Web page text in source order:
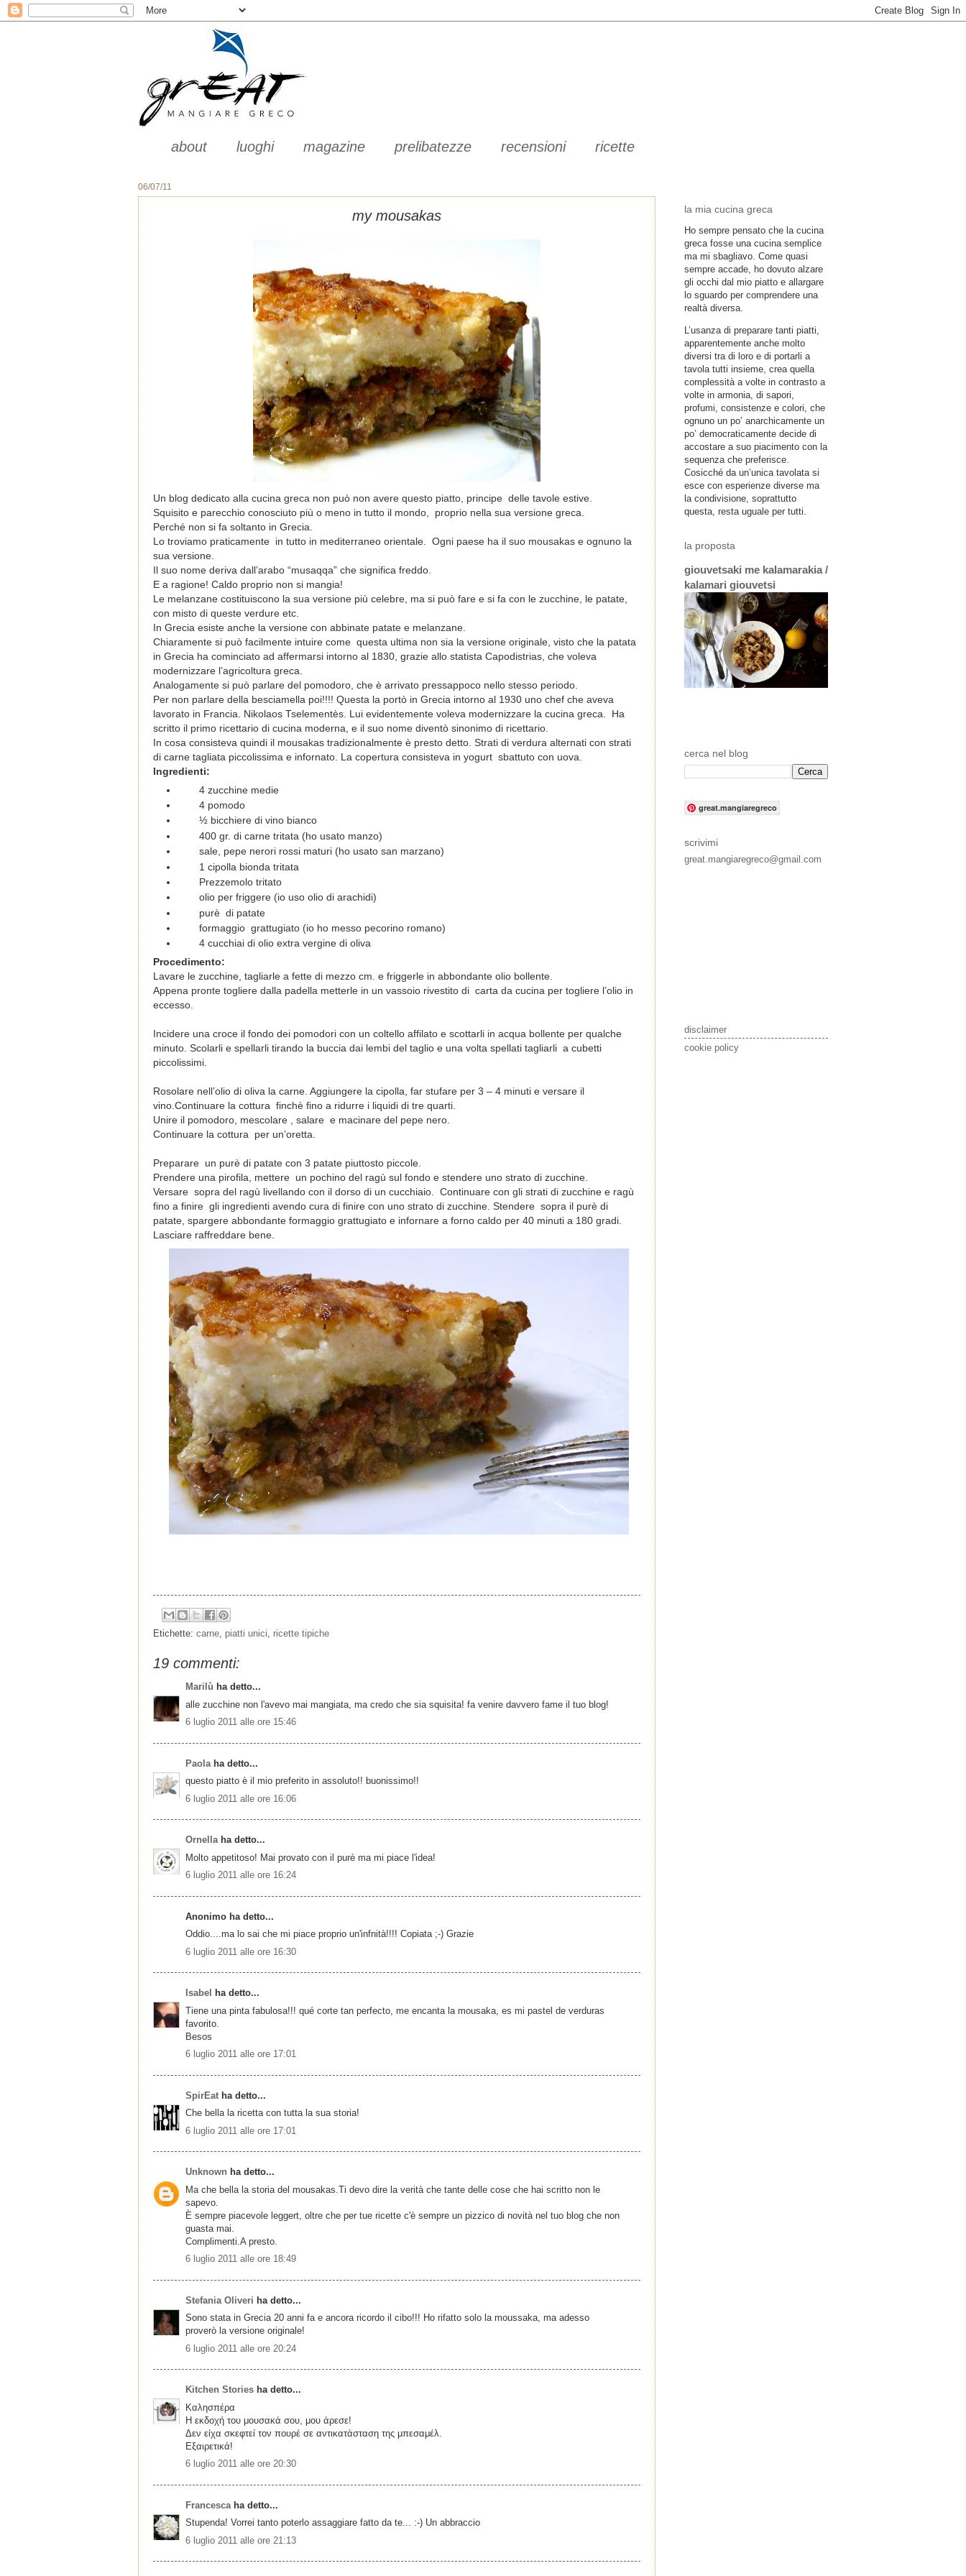
about luoghi magazine prelibatezze recensioni ricette
06/07/11
my mousakas
Un blog dedicato alla cucina greca non può non avere questo piatto, principe delle tavole estive.
Squisito e parecchio conosciuto più o meno in tutto il mondo, proprio nella sua versione greca.
Perché non si fa soltanto in Grecia.
Lo troviamo praticamente in tutto in mediterraneo orientale. Ogni paese ha il suo mousakas e ognuno la
sua versione.
Il suo nome deriva dall’arabo “musaqqa” che significa freddo.
E a ragione! Caldo proprio non si mangia!
Le melanzane costituiscono la sua versione più celebre, ma si può fare e si fa con le zucchine, le patate,
con misto di queste verdure etc.
In Grecia esiste anche la versione con abbinate patate e melanzane.
Chiaramente si può facilmente intuire come questa ultima non sia la versione originale, visto che la patata
in Grecia ha cominciato ad affermarsi intorno al 1830, grazie allo statista Capodistrias, che voleva
modernizzare l’agricoltura greca.
Analogamente si può parlare del pomodoro, che è arrivato pressappoco nello stesso periodo.
Per non parlare della besciamella poi!!!! Questa la portò in Grecia intorno al 1930 uno chef che aveva
lavorato in Francia. Nikolaos Tselementès. Lui evidentemente voleva modernizzare la cucina greca. Ha
scritto il primo ricettario di cucina moderna, e il suo nome diventò sinonimo di ricettario.
In cosa consisteva quindi il mousakas tradizionalmente è presto detto. Strati di verdura alternati con strati
di carne tagliata piccolissima e infornato. La copertura consisteva in yogurt sbattuto con uova.
Ingredienti:
4 zucchine medie
4 pomodo
½ bicchiere di vino bianco
400 gr. di carne tritata (ho usato manzo)
sale, pepe nerori rossi maturi (ho usato san marzano)
1 cipolla bionda tritata
Prezzemolo tritato
olio per friggere (io uso olio di arachidi)
purè di patate
formaggio grattugiato (io ho messo pecorino romano)
4 cucchiai di olio extra vergine di oliva
Procedimento:
Lavare le zucchine, tagliarle a fette di mezzo cm. e friggerle in abbondante olio bollente.
Appena pronte togliere dalla padella metterle in un vassoio rivestito di carta da cucina per togliere l’olio in
eccesso.
Incidere una croce il fondo dei pomodori con un coltello affilato e scottarli in acqua bollente per qualche
minuto. Scolarli e spellarli tirando la buccia dai lembi del taglio e una volta spellati tagliarli a cubetti
piccolissimi.
Rosolare nell’olio di oliva la carne. Aggiungere la cipolla, far stufare per 3 – 4 minuti e versare il
vino.Continuare la cottura finchè fino a ridurre i liquidi di tre quarti.
Unire il pomodoro, mescolare , salare e macinare del pepe nero.
Continuare la cottura per un’oretta.
Preparare un purè di patate con 3 patate piuttosto piccole.
Prendere una pirofila, mettere un pochino del ragù sul fondo e stendere uno strato di zucchine.
Versare sopra del ragù livellando con il dorso di un cucchiaio. Continuare con gli strati di zucchine e ragù
fino a finire gli ingredienti avendo cura di finire con uno strato di zucchine. Stendere sopra il purè di
patate, spargere abbondante formaggio grattugiato e infornare a forno caldo per 40 minuti a 180 gradi.
Lasciare raffreddare bene.
Etichette: carne piatti unici ricette tipiche
19 commenti:
Marilù ha detto...
alle zucchine non l'avevo mai mangiata, ma credo che sia squisita! fa venire davvero fame il tuo blog!
6 luglio 2011 alle ore 15:46
Paola ha detto...
questo piatto è il mio preferito in assoluto!! buonissimo!!
6 luglio 2011 alle ore 16:06
Ornellaha detto...
Molto appetitoso! Mai provato con il purè ma mi piace l'idea!
6 luglio 2011 alle ore 16:24
Anonimo ha detto...
Oddio....ma lo sai che mi piace proprio un'infnità!!!! Copiata ;-) Grazie
6 luglio 2011 alle ore 16:30
Isabel
ha detto...
Tiene una pinta fabulosa!!! qué corte tan perfecto, me encanta la mousaka, es mi pastel de verduras
favorito.
Besos
6 luglio 2011 alle ore 17:01
SpirEat ha detto...
Che bella la ricetta con tutta la sua storia!
6 luglio 2011 alle ore 17:01
Unknown ha detto...
Ma che bella la storia del mousakas.Ti devo dire la verità che tante delle cose che hai scritto non le
sapevo.
È sempre piacevole leggert, oltre che per tue ricette c'è sempre un pizzico di novità nel tuo blog che non
guasta mai.
Complimenti.A presto.
6 luglio 2011 alle ore 18:49
Stefania Oliveri ha detto...
Sono stata in Grecia 20 anni fa e ancora ricordo il cibo!!! Ho rifatto solo la moussaka, ma adesso
proverò la versione originale!
6 luglio 2011 alle ore 20:24
Kitchen Stories ha detto...
Καλησπέρα
Η εκδοχή του μουσακά σου, μου άρεσε!
Δεν είχα σκεφτεί τον πουρέ σε αντικατάσταση της μπεσαμέλ.
Εξαιρετικά!
6 luglio 2011 alle ore 20:30
Francesca ha detto...
Stupenda! Vorrei tanto poterlo assaggiare fatto da te... :-) Un abbraccio
6 luglio 2011 alle ore 21:13
la mia cucina greca
Ho sempre pensato che la cucina
greca fosse una cucina semplice
ma mi sbagliavo. Come quasi
sempre accade, ho dovuto alzare
gli occhi dal mio piatto e allargare
lo sguardo per comprendere una
realtà diversa.
L’usanza di preparare tanti piatti,
apparentemente anche molto
diversi tra di loro e di portarli a
tavola tutti insieme, crea quella
complessità a volte in contrasto a
volte in armonia, di sapori,
profumi, consistenze e colori, che
ognuno un po’ anarchicamente un
po’ democraticamente decide di
accostare a suo piacimento con la
sequenza che preferisce.
Cosicché da un’unica tavolata si
esce con esperienze diverse ma
la condivisione, soprattutto
questa, resta uguale per tutti.
la proposta
giouvetsaki me kalamarakia /
kalamari giouvetsi
cerca nel blog
great.mangiaregreco
scrivimi
great.mangiaregreco@gmail.com
disclaimer
cookie policy